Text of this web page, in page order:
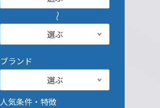
選ぶ
ブランド
選ぶ
人気条件・特徴